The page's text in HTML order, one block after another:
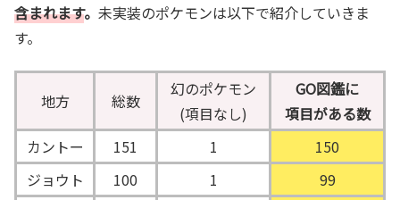
含まれます。 未実装のポケモンは以下で紹介していきま
す。
地方 総数
幻のポケモン
(項目なし)
GO図鑑に
項目がある数
カントー
151 1
150
ジョウト
100 1
99